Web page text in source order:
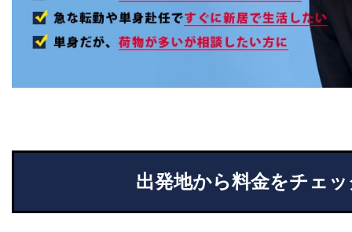
出発地から料金をチェ